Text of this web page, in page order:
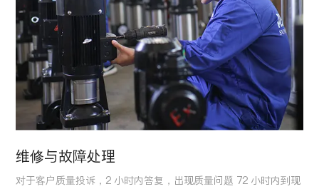
维修与故障处理
对于客户质量投诉，2 小时内答复，出现质量问题 72 小时内到现